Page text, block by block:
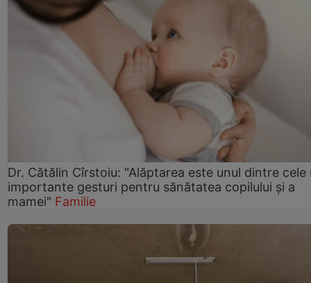
Dr. Cătălin Cîrstoiu: "Alăptarea este unul dintre cele
importante gesturi pentru sănătatea copilului și a
mamei" Familie